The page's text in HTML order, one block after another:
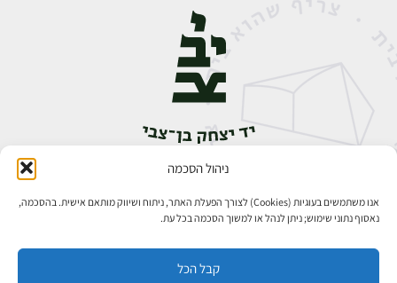
ניהול הסכמה
אנו משתמשים בעוגיות (Cookies) לצורך הפעלת האתר, ניתוח ושיווק מותאם אישית. בהסכמה,
נאסוף נתוני שימוש; ניתן לנהל או למשוך הסכמה בכל עת.
קבל הכל
אבן גבירול 14, רחביה, ירושלים